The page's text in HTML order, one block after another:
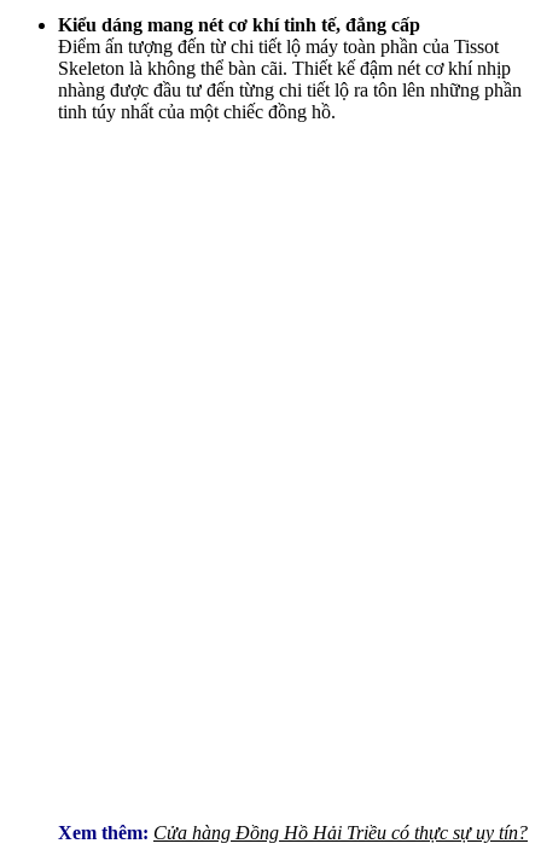
Kiểu dáng mang nét cơ khí tinh tế, đẳng cấp
Điểm ấn tượng đến từ chi tiết lộ máy toàn phần của Tissot
Skeleton là không thể bàn cãi. Thiết kế đậm nét cơ khí nhịp
nhàng được đầu tư đến từng chi tiết lộ ra tôn lên những phần
tinh túy nhất của một chiếc đồng hồ.
Xem thêm: Cửa hàng Đồng Hồ Hải Triều có thực sự uy tín?